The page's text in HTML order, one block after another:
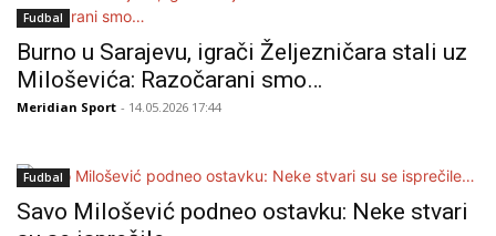
Fudbal
Burno u Sarajevu, igrači Željezničara stali uz
Miloševića: Razočarani smo…
Meridian Sport - 14.05.2026 17:44
Fudbal
Savo Milošević podneo ostavku: Neke stvari